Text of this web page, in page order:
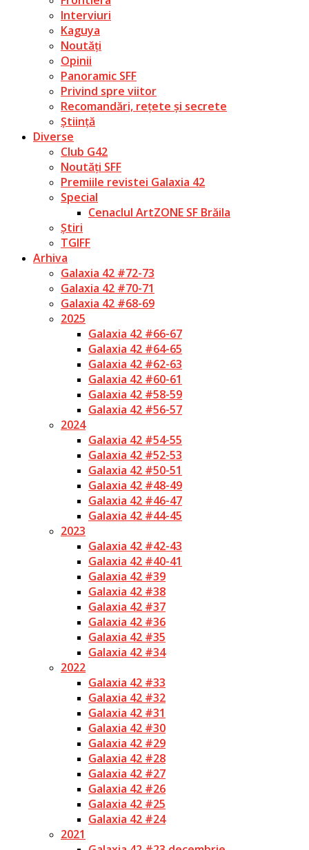
Interviuri
Kaguya
Noutăți
Opinii
Panoramic SFF
Privind spre viitor
Recomandări, rețete și secrete
Știință
Diverse
Club G42
Noutăți SFF
Premiile revistei Galaxia 42
Special
Cenaclul ArtZONE SF Brăila
Știri
TGIFF
Arhiva
Galaxia 42 #72-73
Galaxia 42 #70-71
Galaxia 42 #68-69
2025
Galaxia 42 #66-67
Galaxia 42 #64-65
Galaxia 42 #62-63
Galaxia 42 #60-61
Galaxia 42 #58-59
Galaxia 42 #56-57
2024
Galaxia 42 #54-55
Galaxia 42 #52-53
Galaxia 42 #50-51
Galaxia 42 #48-49
Galaxia 42 #46-47
Galaxia 42 #44-45
2023
Galaxia 42 #42-43
Galaxia 42 #40-41
Galaxia 42 #39
Galaxia 42 #38
Galaxia 42 #37
Galaxia 42 #36
Galaxia 42 #35
Galaxia 42 #34
2022
Galaxia 42 #33
Galaxia 42 #32
Galaxia 42 #31
Galaxia 42 #30
Galaxia 42 #29
Galaxia 42 #28
Galaxia 42 #27
Galaxia 42 #26
Galaxia 42 #25
Galaxia 42 #24
2021